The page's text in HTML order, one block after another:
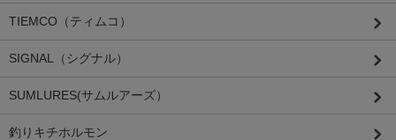
TIEMCO（ティムコ）
SIGNAL（シグナル）
SUMLURES(サムルアーズ）
釣りキチホルモン